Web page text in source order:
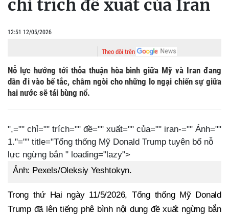
chỉ trích đề xuất của Iran
12:51 12/05/2026
Theo dõi trên
Nỗ lực hướng tới thỏa thuận hòa bình giữa Mỹ và Iran đang
dần đi vào bế tắc, châm ngòi cho những lo ngại chiến sự giữa
hai nước sẽ tái bùng nổ.
",="" chỉ="" trích="" đề="" xuất="" của="" iran-="" Ảnh=""
1."="" title="Tổng thống Mỹ Donald Trump tuyên bố nỗ
lực ngừng bắn " loading="lazy">
Ảnh: Pexels/Oleksiy Yeshtokyn.
Trong thứ Hai ngày 11/5/2026, Tổng thống Mỹ Donald
Trump đã lên tiếng phê bình nội dung đề xuất ngừng bắn